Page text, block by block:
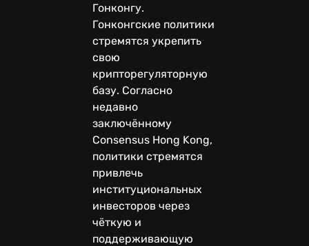
Гонконгу.
Гонконгские политики
стремятся укрепить
свою
крипторегуляторную
базу. Согласно
недавно
заключённому
Consensus Hong Kong,
политики стремятся
привлечь
институциональных
инвесторов через
чёткую и
поддерживающую